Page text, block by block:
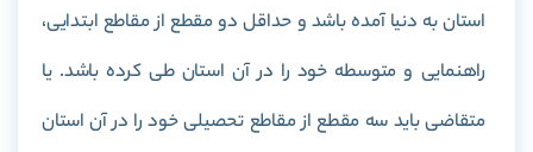
استان به دنیا آمده باشد و حداقل دو مقطع از مقاطع ابتدایی،
راهنمایی و متوسطه خود را در آن استان طی کرده باشد. یا
متقاضی باید سه مقطع از مقاطع تحصیلی خود را در آن استان